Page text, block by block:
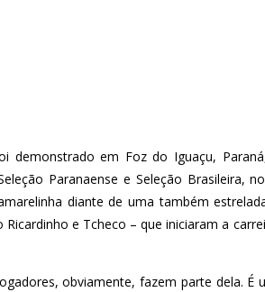
demonstrado em Foz do Iguaçu,
Paranaense e Seleção Brasileira,
diante de uma também
e Tcheco – que iniciaram a
obviamente, fazem parte dela. É